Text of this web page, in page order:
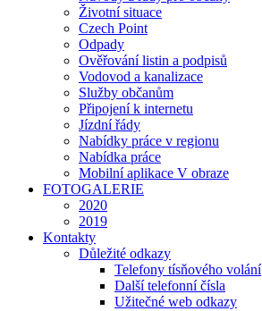
Životní situace
Czech Point
Odpady
Ověřování listin a podpisů
Vodovod a kanalizace
Služby občanům
Připojení k internetu
Jízdní řády
Nabídky práce v regionu
Nabídka práce
Mobilní aplikace V obraze
FOTOGALERIE
2020
2019
Kontakty
Důležité odkazy
Telefony tísňového volání
Další telefonní čísla
Užitečné web odkazy